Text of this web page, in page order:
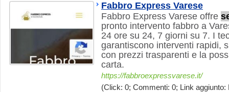
Fabbro Express Varese
Fabbro Express Varese offre
pronto intervento fabbro a
24 ore su 24, 7 giorni su 7. I
garantiscono interventi rapidi,
con prezzi trasparenti e la
carta.
https://fabbroexpressvarese.it/
(Click: 0; Commenti: 0; Link aggiunto: